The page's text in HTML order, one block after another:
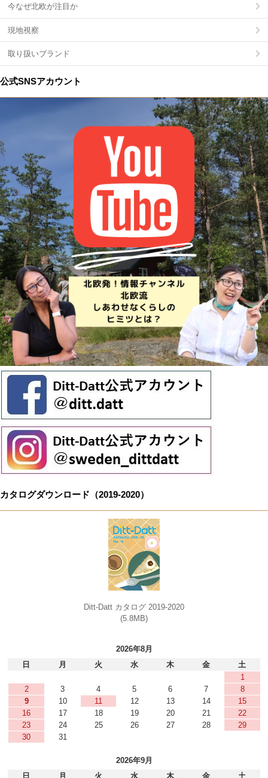
今なぜ北欧が注目か
現地視察
取り扱いブランド
公式SNSアカウント
カタログダウンロード（2019-2020）
Ditt-Datt カタログ 2019-2020
(5.8MB)
2026年8月
日
月 火 水 木 金
土
1
2
3 4 5 6 7
8
9
10 11 12 13 14
15
16
17 18 19 20 21
22
23
24 25 26 27 28
29
30
31
2026年9月
日
月 火 水 木 金 土